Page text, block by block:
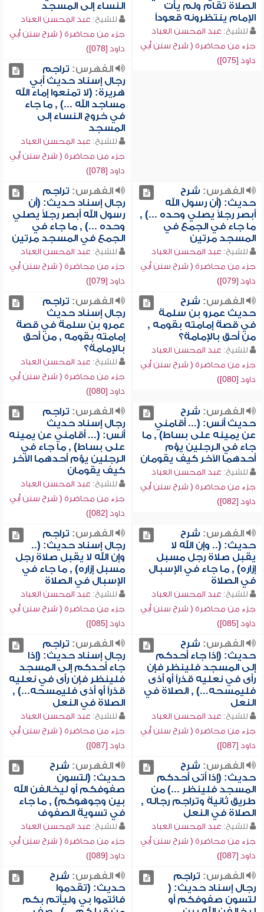
الصلاة تقام ولم يأت
الإمام ينتظرونه قعوداً
للشيخ: عبد المحسن العباد
جزء من محاضرة ( شرح سنن أبي
داود [075])
النساء إلى المسجد
للشيخ: عبد المحسن العباد
جزء من محاضرة ( شرح سنن أبي
داود [078])
الفهرس: تراجم
رجال إسناد حديث أبي
هريرة: (لا تمنعوا إماء الله
مساجد الله ...) , ما جاء
في خروج النساء إلى
المسجد
للشيخ: عبد المحسن العباد
جزء من محاضرة ( شرح سنن أبي
داود [078])
الفهرس: شرح
حديث: (أن رسول الله
أبصر رجلاً يصلي وحده ...) ,
ما جاء في الجمع في
المسجد مرتين
للشيخ: عبد المحسن العباد
جزء من محاضرة ( شرح سنن أبي
داود [079])
الفهرس: تراجم
رجال إسناد حديث: (أن
رسول الله أبصر رجلاً يصلي
وحده ...) , ما جاء في
الجمع في المسجد مرتين
للشيخ: عبد المحسن العباد
جزء من محاضرة ( شرح سنن أبي
داود [079])
الفهرس: شرح
حديث عمرو بن سلمة
في قصة إمامته بقومه ,
من أحق بالإمامة؟
للشيخ: عبد المحسن العباد
جزء من محاضرة ( شرح سنن أبي
داود [080])
الفهرس: تراجم
رجال إسناد حديث
عمرو بن سلمة في قصة
إمامته بقومه , من أحق
بالإمامة؟
للشيخ: عبد المحسن العباد
جزء من محاضرة ( شرح سنن أبي
داود [080])
الفهرس: شرح
حديث أنس: (... أقامني
عن يمينه على بساط) , ما
جاء في الرجلين يؤم
أحدهما الآخر كيف يقومان
للشيخ: عبد المحسن العباد
جزء من محاضرة ( شرح سنن أبي
داود [082])
الفهرس: تراجم
رجال إسناد حديث
أنس: (... أقامني عن يمينه
على بساط) , ما جاء في
الرجلين يؤم أحدهما الآخر
كيف يقومان
للشيخ: عبد المحسن العباد
جزء من محاضرة ( شرح سنن أبي
داود [082])
الفهرس: شرح
حديث: (.. وإن الله لا
يقبل صلاة رجل مسبل
إزاره) , ما جاء في الإسبال
في الصلاة
للشيخ: عبد المحسن العباد
جزء من محاضرة ( شرح سنن أبي
داود [085])
الفهرس: تراجم
رجال إسناد حديث: (..
وإن الله لا يقبل صلاة رجل
مسبل إزاره) , ما جاء في
الإسبال في الصلاة
للشيخ: عبد المحسن العباد
جزء من محاضرة ( شرح سنن أبي
داود [085])
الفهرس: شرح
حديث: (إذا جاء أحدكم
إلى المسجد فلينظر فإن
رأى في نعليه قذراً أو أذى
فليمسحه...) , الصلاة في
النعل
للشيخ: عبد المحسن العباد
جزء من محاضرة ( شرح سنن أبي
داود [087])
الفهرس: تراجم
رجال إسناد حديث: (إذا
جاء أحدكم إلى المسجد
فلينظر فإن رأى في نعليه
قذراً أو أذى فليمسحه...) ,
الصلاة في النعل
للشيخ: عبد المحسن العباد
جزء من محاضرة ( شرح سنن أبي
داود [087])
الفهرس: شرح
حديث: (إذا أتى أحدكم
المسجد فلينظر ...) من
طريق ثانية وتراجم رجاله ,
الصلاة في النعل
للشيخ: عبد المحسن العباد
جزء من محاضرة ( شرح سنن أبي
داود [087])
الفهرس: شرح
حديث: (لتسون
صفوفكم أو ليخالفن الله
بين وجوهوكم) , ما جاء
في تسوية الصفوف
للشيخ: عبد المحسن العباد
جزء من محاضرة ( شرح سنن أبي
داود [089])
الفهرس: تراجم
رجال إسناد حديث: (
لتسون صفوفكم أو
الفهرس: شرح
حديث: (تقدموا
فائتموا بي وليأتم بكم